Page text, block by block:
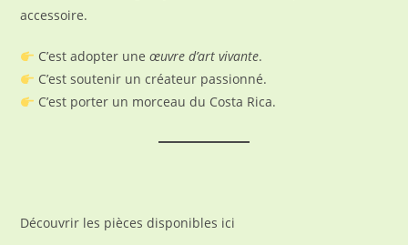
accessoire.
C’est adopter uneœuvre d’art vivante.
C’est soutenir un créateur passionné.
C’est porter un morceau du Costa Rica.
Découvrir les pièces disponibles ici